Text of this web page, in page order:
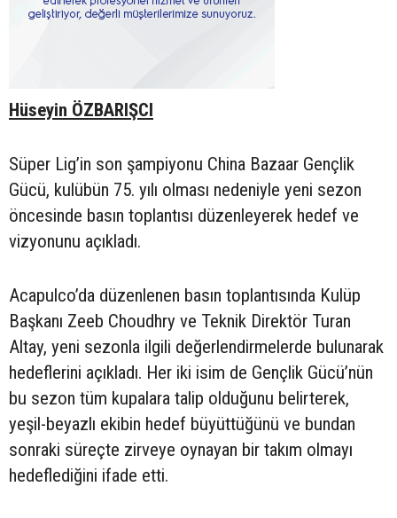
Hüseyin ÖZBARIŞCI
Süper Lig’in son şampiyonu China Bazaar Gençlik
Gücü, kulübün 75. yılı olması nedeniyle yeni sezon
öncesinde basın toplantısı düzenleyerek hedef ve
vizyonunu açıkladı.
Acapulco’da düzenlenen basın toplantısında Kulüp
Başkanı Zeeb Choudhry ve Teknik Direktör Turan
Altay, yeni sezonla ilgili değerlendirmelerde bulunarak
hedeflerini açıkladı. Her iki isim de Gençlik Gücü’nün
bu sezon tüm kupalara talip olduğunu belirterek,
yeşil-beyazlı ekibin hedef büyüttüğünü ve bundan
sonraki süreçte zirveye oynayan bir takım olmayı
hedeflediğini ifade etti.